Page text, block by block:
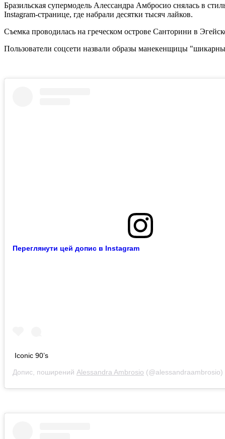
Бразильская супермодель Алессандра Амбросио снялась в
Instagram-странице, где набрали десятки тысяч лайков.
Съемка проводилась на греческом острове Санторини в
Пользователи соцсети назвали образы манекенщицы
Переглянути цей допис в Instagram
Iconic 90’s
Допис, поширений Alessandra Ambrosio (@alessandraambrosio)